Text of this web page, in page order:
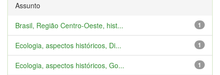
Assunto
1
Brasil, Região Centro-Oeste, hist...
1
Ecologia, aspectos históricos, Di...
1
Ecologia, aspectos históricos, Go...